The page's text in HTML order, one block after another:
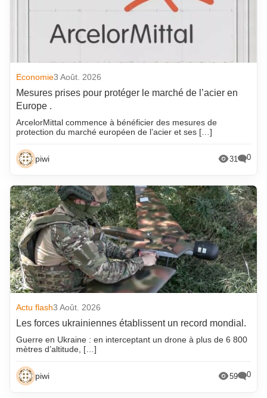
Economie3 Août. 2026
Mesures prises pour protéger le marché de l’acier en
Europe .
ArcelorMittal commence à bénéficier des mesures de
protection du marché européen de l’acier et ses […]
piwi 31 0
Actu flash3 Août. 2026
Les forces ukrainiennes établissent un record mondial.
Guerre en Ukraine : en interceptant un drone à plus de 6 800
mètres d’altitude, […]
piwi 59 0